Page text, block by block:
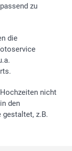
zu
die
nicht
den
z.B.